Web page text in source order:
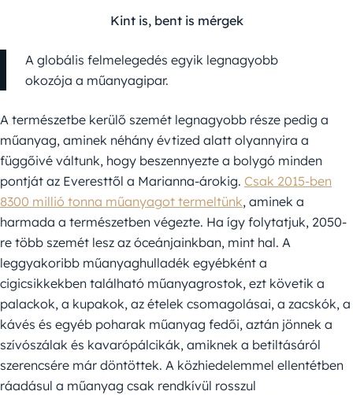
Kint is, bent is mérgek
A globális felmelegedés egyik legnagyobb
okozója a műanyagipar.
A természetbe kerülő szemét legnagyobb része pedig a
műanyag, aminek néhány évtized alatt olyannyira a
függőivé váltunk, hogy beszennyezte a bolygó minden
pontját az Everesttől a Marianna-árokig. Csak 2015-ben
8300 millió tonna műanyagot termeltünk, aminek a
harmada a természetben végezte. Ha így folytatjuk, 2050-
re több szemét lesz az óceánjainkban, mint hal. A
leggyakoribb műanyaghulladék egyébként a
cigicsikkekben található műanyagrostok, ezt követik a
palackok, a kupakok, az ételek csomagolásai, a zacskók, a
kávés és egyéb poharak műanyag fedői, aztán jönnek a
szívószálak és kavarópálcikák, amiknek a betiltásáról
szerencsére már döntöttek. A közhiedelemmel ellentétben
ráadásul a műanyag csak rendkívül rosszul